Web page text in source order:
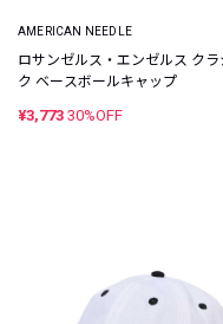
AMERICAN NEEDLE
ロサンゼルス・エンゼルス クラ
ク ベースボールキャップ
¥3,773 30%OFF